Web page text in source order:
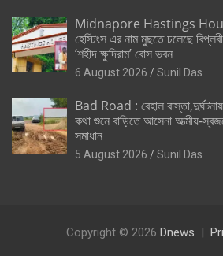
Midnapore Hastings
হেস্টিংস এর নাম মুছতে চলেছে
‘শহীদ ক্ষুদিরাম’ বোস ভবন
6 August 2026 Sunil Das
Bad Road : বেহাল রাস্তা,দুর্ঘটনায়
কথা শুনে বাড়িতে আসেনা আত্মীয়-
সমাধান
5 August 2026 Sunil Das
Copyright © 2026 Dnews